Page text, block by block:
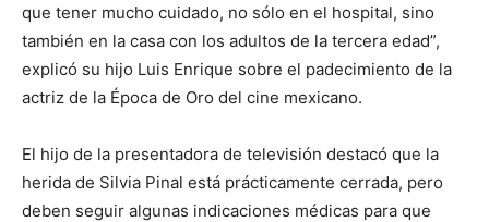
que tener mucho cuidado, no sólo en el hospital, sino
también en la casa con los adultos de la tercera edad”,
explicó su hijo Luis Enrique sobre el padecimiento de la
actriz de la Época de Oro del cine mexicano.
El hijo de la presentadora de televisión destacó que la
herida de Silvia Pinal está prácticamente cerrada, pero
deben seguir algunas indicaciones médicas para que